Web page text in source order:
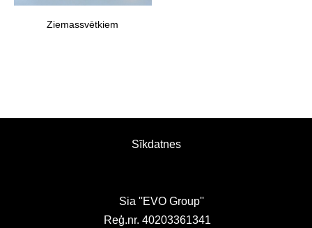
Ziemassvētkiem
Sīkdatnes
Sia ''EVO Group''
Reģ.nr. 40203361341